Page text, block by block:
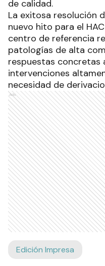
de calidad.
La exitosa resolución
nuevo hito para el
centro de referencia
patologías de alta
respuestas concretas
intervenciones
necesidad de
Ads
Edición Impresa